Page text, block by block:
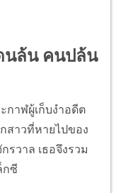
นล้น คนปล้น
กาฬผู้เก็บงำอดีต
สาวที่หายไปของ
วาล เธอจึงรวม
กซี